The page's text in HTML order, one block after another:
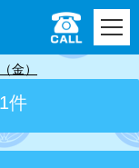
金）
件